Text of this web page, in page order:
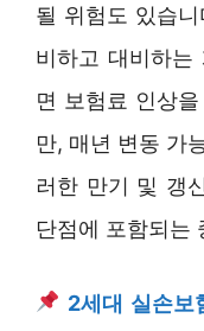
될 위험도 있습
비하고 대비하는
면 보험료 인상
만, 매년 변동 가
러한 만기 및 갱
단점에 포함되는
2세대 실손보